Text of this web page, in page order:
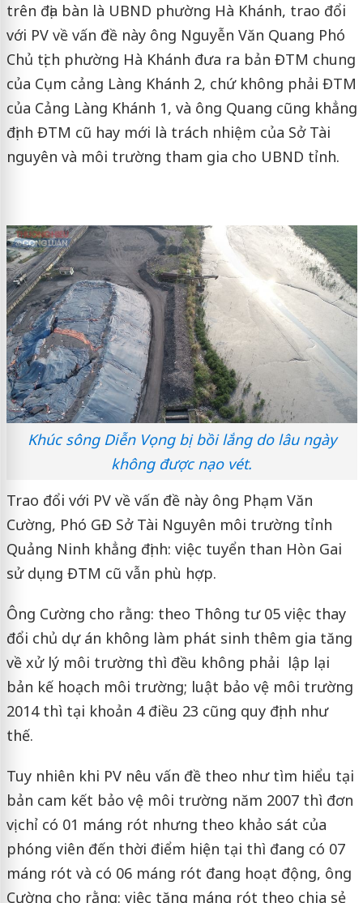
trên địa bàn là UBND phường Hà Khánh, trao đổi
với PV về vấn đề này ông Nguyễn Văn Quang Phó
Chủ tịch phường Hà Khánh đưa ra bản ĐTM chung
của Cụm cảng Làng Khánh 2, chứ không phải ĐTM
của Cảng Làng Khánh 1, và ông Quang cũng khẳng
định ĐTM cũ hay mới là trách nhiệm của Sở Tài
nguyên và môi trường tham gia cho UBND tỉnh.
Khúc sông Diễn Vọng bị bồi lắng do lâu ngày
không được nạo vét.
Trao đổi với PV về vấn đề này ông Phạm Văn
Cường, Phó GĐ Sở Tài Nguyên môi trường tỉnh
Quảng Ninh khẳng định: việc tuyển than Hòn Gai
sử dụng ĐTM cũ vẫn phù hợp.
Ông Cường cho rằng: theo Thông tư 05 việc thay
đổi chủ dự án không làm phát sinh thêm gia tăng
về xử lý môi trường thì đều không phải lập lại
bản kế hoạch môi trường; luật bảo vệ môi trường
2014 thì tại khoản 4 điều 23 cũng quy định như
thế.
Tuy nhiên khi PV nêu vấn đề theo như tìm hiểu tại
bản cam kết bảo vệ môi trường năm 2007 thì đơn
vị chỉ có 01 máng rót nhưng theo khảo sát của
phóng viên đến thời điểm hiện tại thì đang có 07
máng rót và có 06 máng rót đang hoạt động, ông
Cường cho rằng: việc tăng máng rót theo chia sẻ